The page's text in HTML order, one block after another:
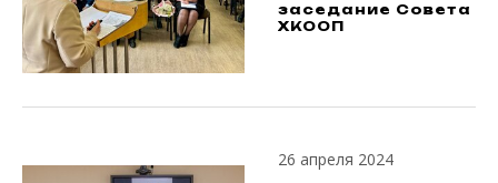
заседание Совета
ХКООП
26 апреля 2024